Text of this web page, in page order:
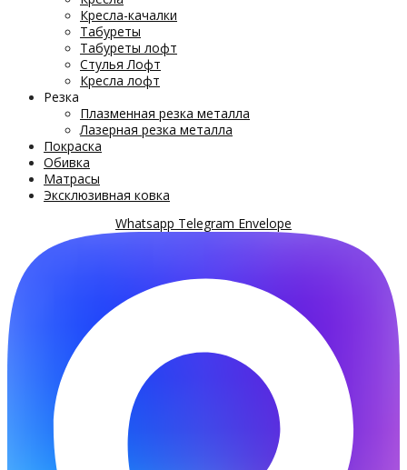
Кресла-качалки
Табуреты
Табуреты лофт
Стулья Лофт
Кресла лофт
Резка
Плазменная резка металла
Лазерная резка металла
Покраска
Обивка
Матрасы
Эксклюзивная ковка
Whatsapp Telegram Envelope